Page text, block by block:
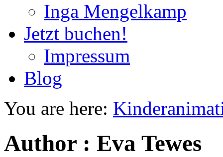
Inga Mengelkamp
Jetzt buchen!
Impressum
Blog
You are here:
Author : Eva Tewes